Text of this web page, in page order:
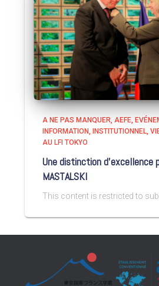
A NE PAS MANQUER AEFE
INFORMATION
INSTITUTIONNEL
AU LFI TOKYO
Une distinction d’excellence
MASTALSKI
This content is restricted to